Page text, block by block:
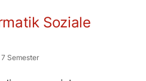
Soziale
7 Semester